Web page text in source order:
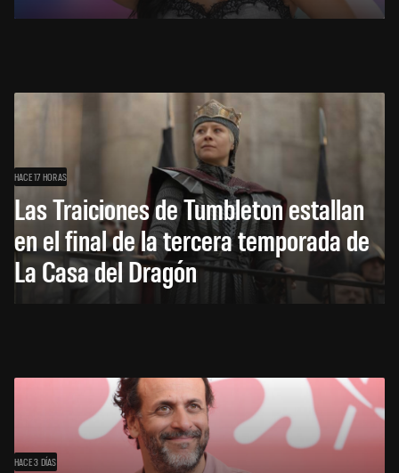
HACE 17 HORAS
Las Traiciones de Tumbleton estallan
en el final de la tercera temporada de
La Casa del Dragón
HACE 3 DÍAS